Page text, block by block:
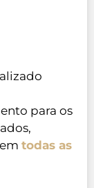
para os
todas as